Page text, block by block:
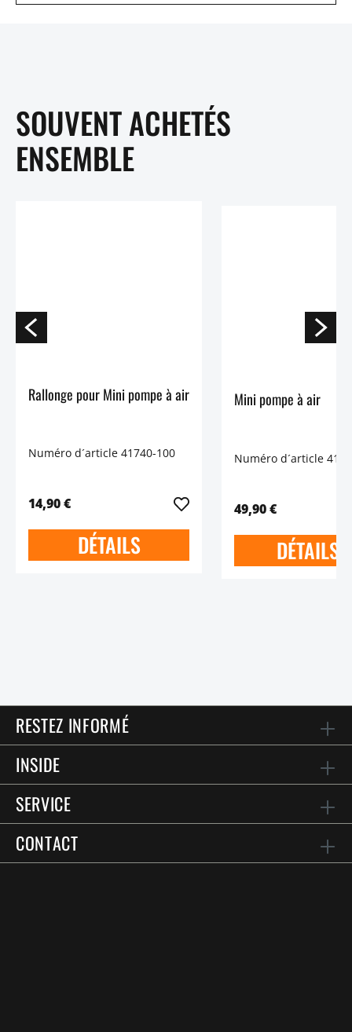
SOUVENT ACHETÉS
ENSEMBLE
Rallonge pour Mini pompe à air
Numéro d´article 41740-100
14,90 €
DÉTAILS
Mini pompe à air
Numéro d´article
49,90 €
DÉTAILS
RESTEZ INFORMÉ
INSIDE
SERVICE
CONTACT